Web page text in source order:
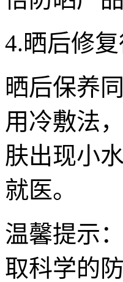
4.晒后修
晒后保养
用冷敷法
肤出现小
就医。
温馨提示
取科学的